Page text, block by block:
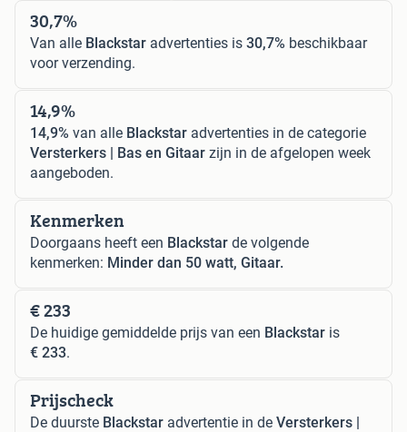
30,7%
Van alle Blackstar advertenties is 30,7% beschikbaar
voor verzending.
14,9%
14,9% van alle Blackstar advertenties in de categorie
Versterkers | Bas en Gitaar zijn in de afgelopen week
aangeboden.
Kenmerken
Doorgaans heeft een Blackstar de volgende
kenmerken: Minder dan 50 watt, Gitaar.
€ 233
De huidige gemiddelde prijs van een Blackstar is
€ 233.
Prijscheck
De duurste Blackstar advertentie in de Versterkers |